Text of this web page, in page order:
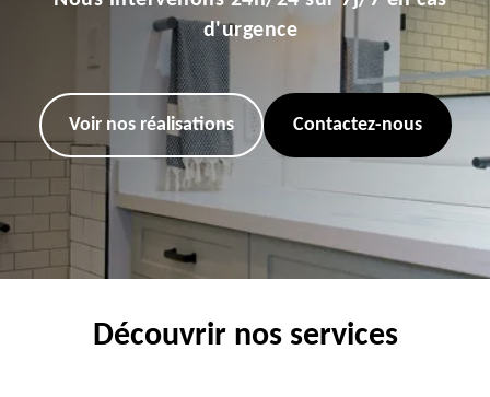
d'urgence
Voir nos réalisations Contactez-nous
Découvrir nos services